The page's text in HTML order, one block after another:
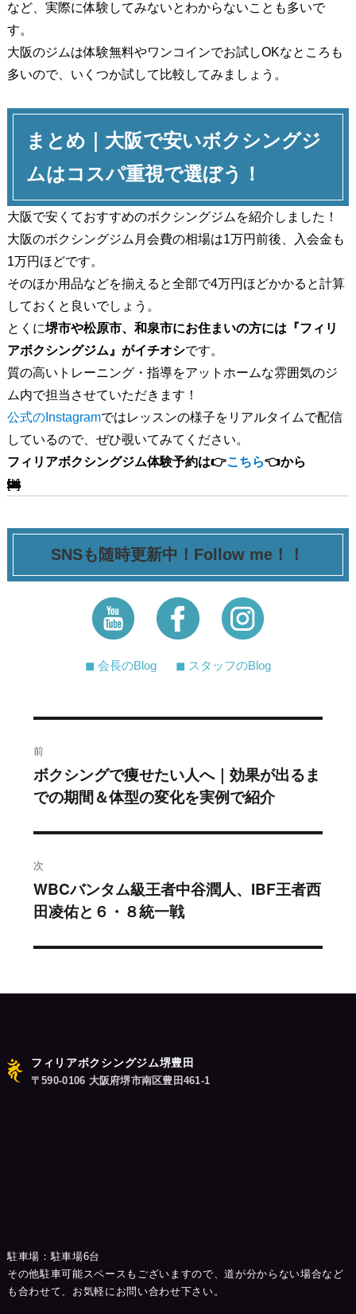
など、実際に体験してみないとわからないことも多いで
す。
大阪のジムは体験無料やワンコインでお試しOKなところも
多いので、いくつか試して比較してみましょう。
まとめ｜大阪で安いボクシングジ
ムはコスパ重視で選ぼう！
大阪で安くておすすめのボクシングジムを紹介しました！
大阪のボクシングジム月会費の相場は1万円前後、入会金も
1万円ほどです。
そのほか用品などを揃えると全部で4万円ほどかかると計算
しておくと良いでしょう。
とくに堺市や松原市、和泉市にお住まいの方には『フィリ
アボクシングジム』がイチオシです。
質の高いトレーニング・指導をアットホームな雰囲気のジ
ム内で担当させていただきます！
公式のInstagramではレッスンの様子をリアルタイムで配信
しているので、ぜひ覗いてみてください。
フィリアボクシングジム体験予約は👉こちら👈から
[ssba-buttons]
SNSも随時更新中！Follow me！！
◼︎ 会長のBlog ◼︎ スタッフのBlog
稿
ナ
ビ
ゲ
ー
ン
前
過
去
稿:
ボクシングで痩せたい人へ｜効果が出るま
での期間＆体型の変化を実例で紹介
次
次
の
WBCバンタム級王者中谷潤人、IBF王者西
田凌佑と６・８統一戦
フィリアボクシングジム堺豊田
〒590-0106 大阪府堺市南区豊田461-1
駐車場：駐車場6台
その他駐車可能スペースもございますので、道が分からない場合など
も合わせて、お気軽にお問い合わせ下さい。